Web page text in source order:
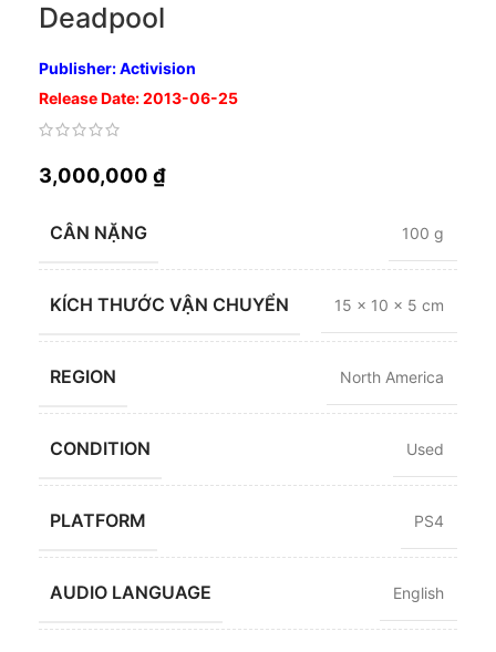
Deadpool
Publisher: Activision
Release Date: 2013-06-25
3,000,000 ₫
CÂN NẶNG 100 g
KÍCH THƯỚC VẬN CHUYỂN 15 × 10 × 5 cm
REGION North America
CONDITION Used
PLATFORM PS4
AUDIO LANGUAGE English